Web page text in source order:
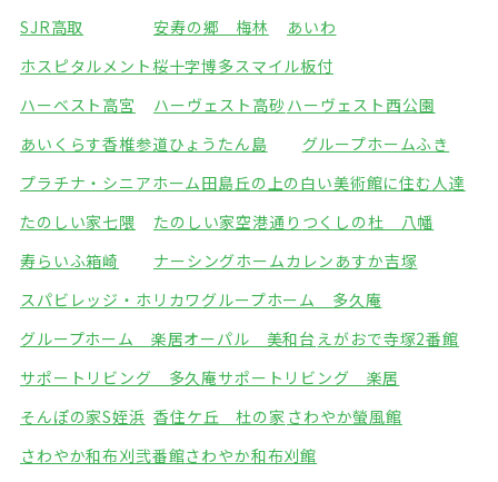
SJR高取
安寿の郷 梅林
あいわ
ホスピタルメント桜十字博多スマイル板付
ハーベスト高宮
ハーヴェスト高砂 ハーヴェスト西公園
あいくらす香椎参道ひょうたん島
グループホームふき
プラチナ・シニアホーム田島丘の上の白い美術館に住む人達
たのしい家七隈
たのしい家空港通り つくしの杜 八幡
寿らいふ箱崎
ナーシングホームカレン あすか吉塚
スパビレッジ・ホリカワ グループホーム 多久庵
グループホーム 楽居オーパル 美和台 えがおで寺塚2番館
サポートリビング 多久庵サポートリビング 楽居
そんぽの家S姪浜 香住ケ丘 杜の家 さわやか螢風館
さわやか和布刈弐番館さわやか和布刈館